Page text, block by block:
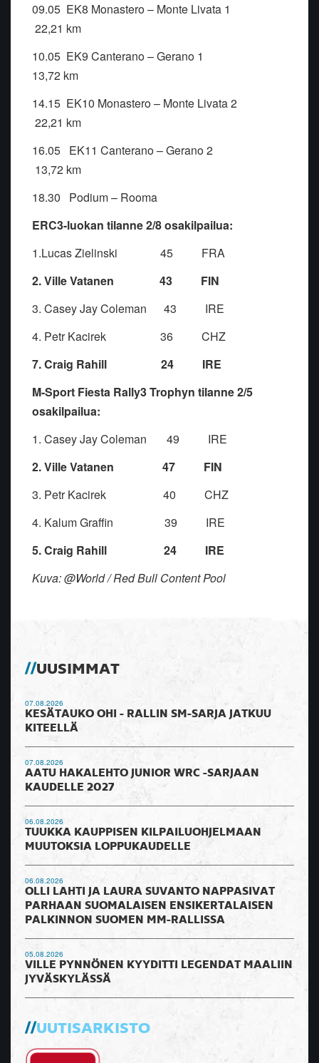
09.05 EK8 Monastero – Monte Livata 1
22,21 km
10.05 EK9 Canterano – Gerano 1
13,72 km
14.15 EK10 Monastero – Monte Livata 2
22,21 km
16.05 EK11 Canterano – Gerano 2
13,72 km
18.30 Podium – Rooma
ERC3-luokan tilanne 2/8 osakilpailua:
1.Lucas Zielinski 45 FRA
2. Ville Vatanen 43 FIN
3. Casey Jay Coleman 43 IRE
4. Petr Kacirek 36 CHZ
7. Craig Rahill 24 IRE
M-Sport Fiesta Rally3 Trophyn tilanne 2/5
osakilpailua:
1. Casey Jay Coleman 49 IRE
2. Ville Vatanen 47 FIN
3. Petr Kacirek 40 CHZ
4. Kalum Graffin 39 IRE
5. Craig Rahill 24 IRE
Kuva: @World / Red Bull Content Pool
UUSIMMAT
07.08.2026
KESÄTAUKO OHI - RALLIN SM-SARJA JATKUU
KITEELLÄ
07.08.2026
AATU HAKALEHTO JUNIOR WRC -SARJAAN
KAUDELLE 2027
06.08.2026
TUUKKA KAUPPISEN KILPAILUOHJELMAAN
MUUTOKSIA LOPPUKAUDELLE
06.08.2026
OLLI LAHTI JA LAURA SUVANTO NAPPASIVAT
PARHAAN SUOMALAISEN ENSIKERTALAISEN
PALKINNON SUOMEN MM-RALLISSA
05.08.2026
VILLE PYNNÖNEN KYYDITTI LEGENDAT MAALIIN
JYVÄSKYLÄSSÄ
UUTISARKISTO